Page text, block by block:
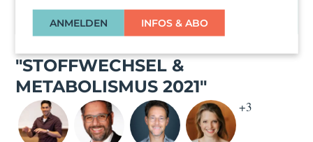
ANMELDEN INFOS & ABO
"STOFFWECHSEL &
METABOLISMUS 2021"
+3